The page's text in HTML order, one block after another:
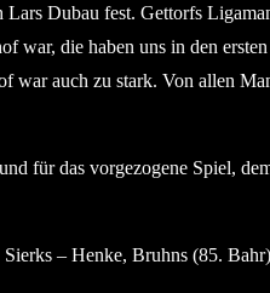
Dubau fest. Gettorfs
war, die haben uns in den
auch zu stark. Von allen
für das vorgezogene Spiel,
– Henke, Bruhns (85.